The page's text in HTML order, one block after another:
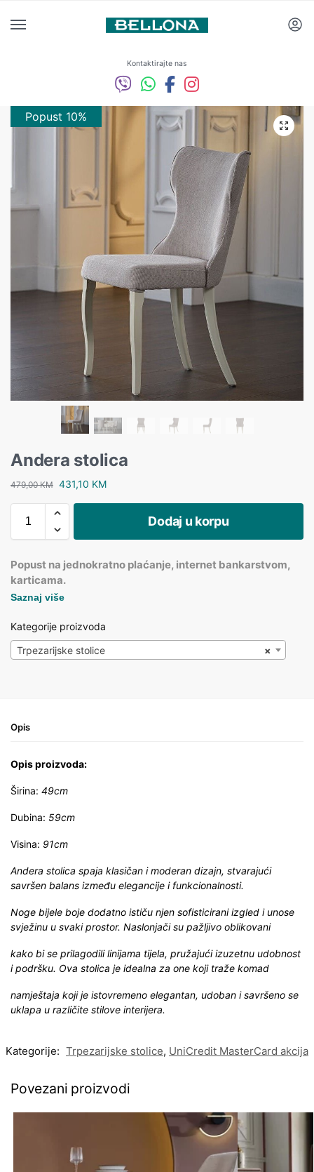
Kontaktirajte nas
Popust 10%
Popust 10%
Andera stolica
479,00KM 431,10 KM
Dodaj u korpu
Popust na jednokratno plaćanje, internet bankarstvom,
karticama.
Saznaj više
Kategorije proizvoda
×
Trpezarijske stolice
Opis
Opis proizvoda:
Širina: 49cm
Dubina: 59cm
Visina: 91cm
Andera stolica spaja klasičan i moderan dizajn, stvarajući
savršen balans između elegancije i funkcionalnosti.
Noge bijele boje dodatno ističu njen sofisticirani izgled i unose
svježinu u svaki prostor. Naslonjači su pažljivo oblikovani
kako bi se prilagodili linijama tijela, pružajući izuzetnu udobnost
i podršku. Ova stolica je idealna za one koji traže komad
namještaja koji je istovremeno elegantan, udoban i savršeno se
uklapa u različite stilove interijera.
Kategorije: Trpezarijske stolice, UniCredit MasterCard akcija
Povezani proizvodi